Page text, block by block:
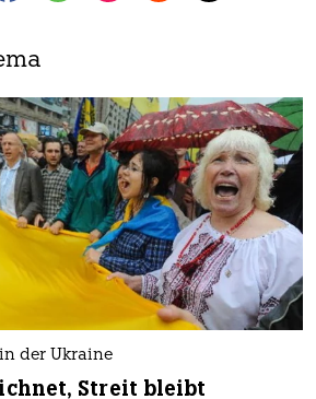
der Ukraine
Streit bleibt